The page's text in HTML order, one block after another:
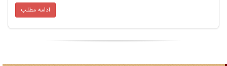
ادامه مطلب